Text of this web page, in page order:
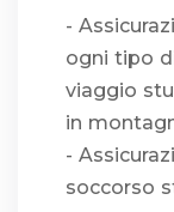
-
ogni tipo
viaggio
in
-
soccorso